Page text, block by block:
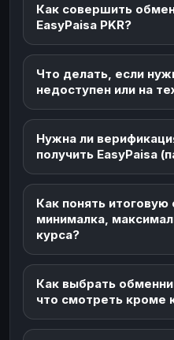
Как совершить
EasyPaisa PKR?
Что делать, если
недоступен или на
Нужна ли
получить EasyPaisa
Как понять итоговую
минималка,
курса?
Как выбрать
что смотреть кроме